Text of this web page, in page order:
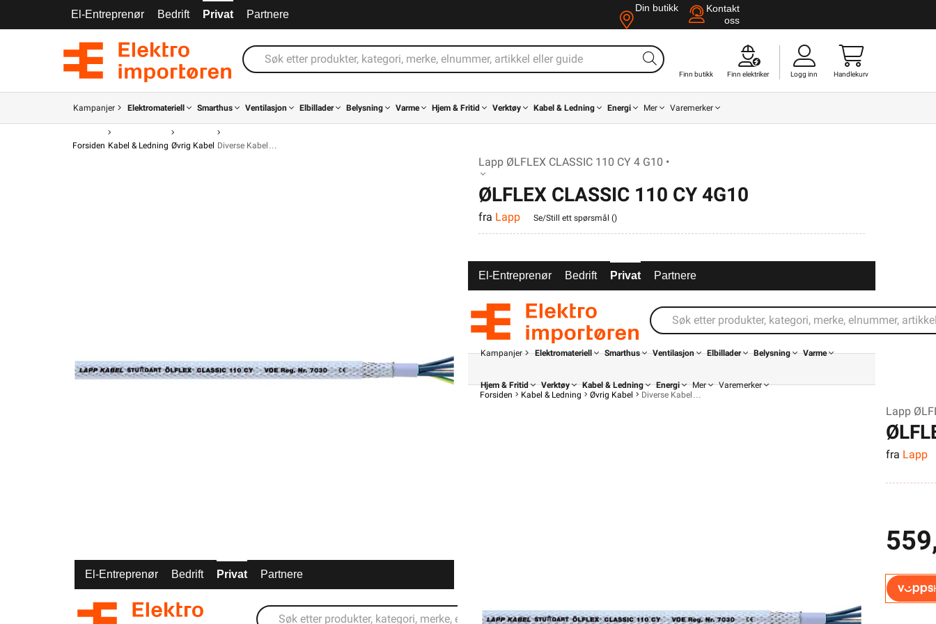
El-Entreprenør Bedrift Privat Partnere
Din butikk
Kontakt
oss
Finn butikk Finn elektriker Logg inn Handlekurv
Kampanjer Elektromateriell Smarthus Ventilasjon Elbillader Belysning Varme Hjem & Fritid Verktøy Kabel & Ledning Energi Mer Varemerker
Forsiden Kabel & Ledning Øvrig Kabel Diverse Kabel
Lapp ØLFLEX CLASSIC 110 CY 4 G10 •
ØLFLEX CLASSIC 110 CY 4G10
fra Lapp Se/Still ett spørsmål ()
El-Entreprenør Bedrift Privat Partnere
El-Entreprenør Bedrift Privat Partnere
Kampanjer Elektromateriell Smarthus Ventilasjon Elbillader Belysning Varme
Hjem & Fritid Verktøy Kabel & Ledning Energi Mer
Varemerker
Forsiden
Kabel & Ledning Øvrig Kabel Diverse Kabel
Lapp
fra Lapp